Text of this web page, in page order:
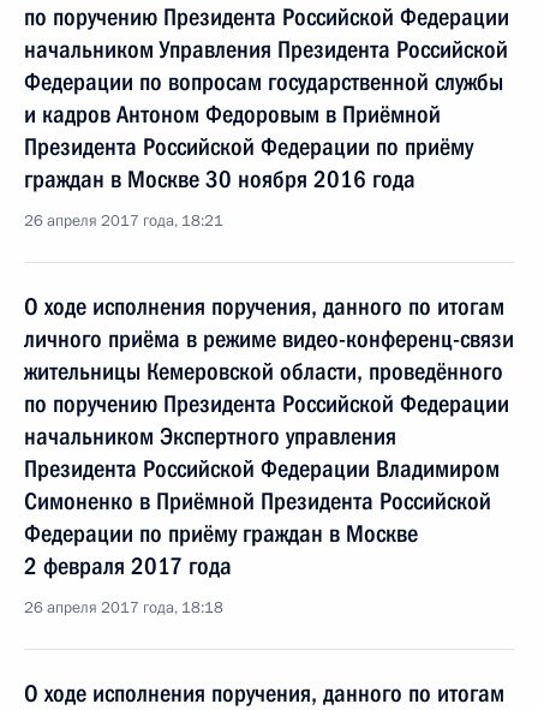
по поручению Президента Российской Федерации
начальником Управления Президента Российской
Федерации по вопросам государственной службы
и кадров Антоном Федоровым в Приёмной
Президента Российской Федерации по приёму
граждан в Москве 30 ноября 2016 года
26 апреля 2017 года, 18:21
О ходе исполнения поручения, данного по итогам
личного приёма в режиме видео-конференц-связи
жительницы Кемеровской области, проведённого
по поручению Президента Российской Федерации
начальником Экспертного управления
Президента Российской Федерации Владимиром
Симоненко в Приёмной Президента Российской
Федерации по приёму граждан в Москве
2 февраля 2017 года
26 апреля 2017 года, 18:18
О ходе исполнения поручения, данного по итогам